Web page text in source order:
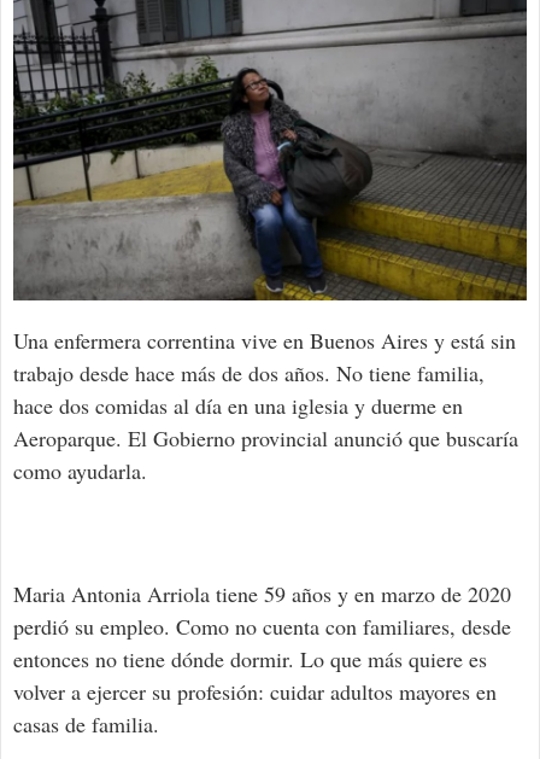
Una enfermera correntina vive en Buenos Aires y está sin
trabajo desde hace más de dos años. No tiene familia,
hace dos comidas al día en una iglesia y duerme en
Aeroparque. El Gobierno provincial anunció que buscaría
como ayudarla.
Maria Antonia Arriola tiene 59 años y en marzo de 2020
perdió su empleo. Como no cuenta con familiares, desde
entonces no tiene dónde dormir. Lo que más quiere es
volver a ejercer su profesión: cuidar adultos mayores en
casas de familia.